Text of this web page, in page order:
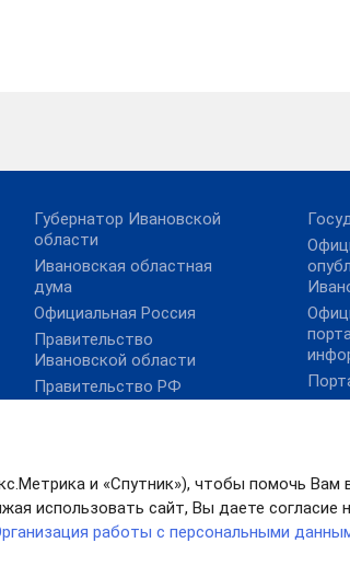
и «Спутник»), чтобы помочь Вам
использовать сайт, Вы даете
работы с персональными
Губернатор Ивановской
области
Ивановская областная
дума
Официальная Россия
Правительство
Ивановской области
Правительство РФ